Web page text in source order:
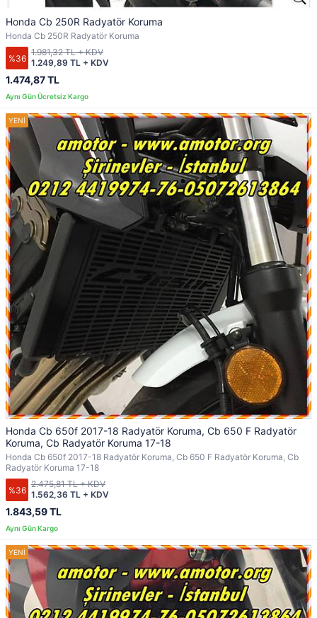
Honda Cb 250R Radyatör Koruma
Honda Cb 250R Radyatör Koruma
%36
1.474,87 TL
1.249,89 TL + KDV
1.981,32 TL + KDV
Honda Cb 650f 2017-18 Radyatör Koruma, Cb 650 F Radyatör
Koruma, Cb Radyatör Koruma 17-18
Honda Cb 650f 2017-18 Radyatör Koruma, Cb 650 F Radyatör Koruma, Cb
Radyatör Koruma 17-18
%36
1.843,59 TL
1.562,36 TL + KDV
2.475,81 TL + KDV